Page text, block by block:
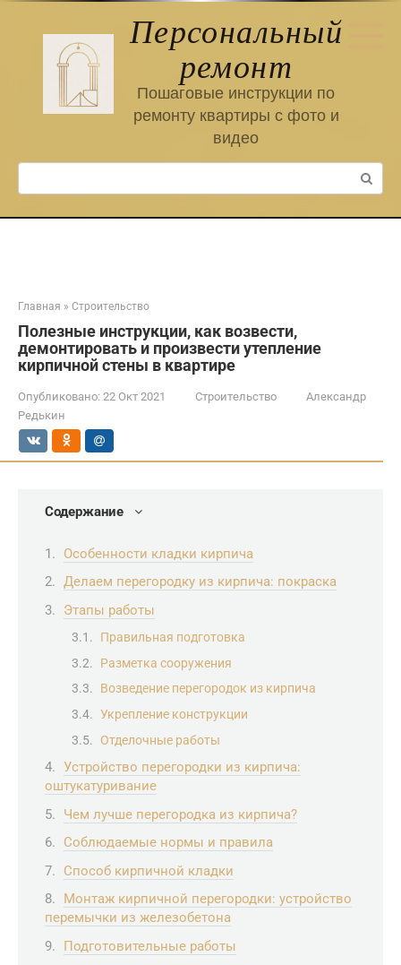
Персональный
ремонт
Пошаговые инструкции по
ремонту квартиры с фото и
видео
Поиск:
Главная » Строительство
Полезные инструкции, как возвести,
демонтировать и произвести утепление
кирпичной стены в квартире
Опубликовано: 22 Окт 2021 Строительство
Александр
Редькин
Содержание
Особенности кладки кирпича
Делаем перегородку из кирпича: покраска
Этапы работы
Правильная подготовка
Разметка сооружения
Возведение перегородок из кирпича
Укрепление конструкции
Отделочные работы
Устройство перегородки из кирпича:
оштукатуривание
Чем лучше перегородка из кирпича?
Соблюдаемые нормы и правила
Способ кирпичной кладки
Монтаж кирпичной перегородки: устройство
перемычки из железобетона
Подготовительные работы